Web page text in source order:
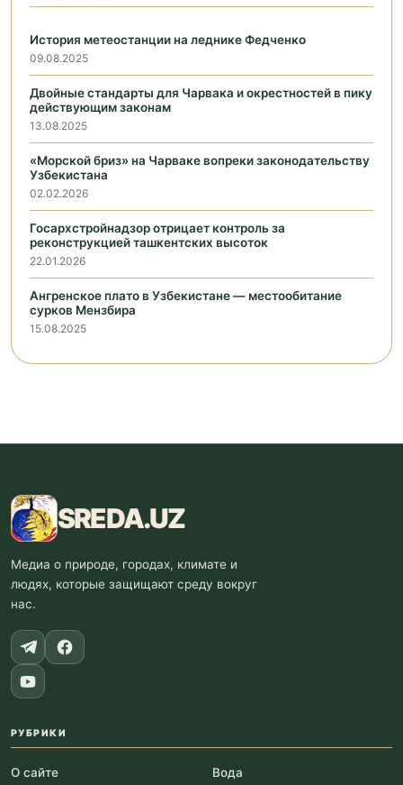
История метеостанции на леднике Федченко
09.08.2025
Двойные стандарты для Чарвака и окрестностей в пику
действующим законам
13.08.2025
«Морской бриз» на Чарваке вопреки законодательству
Узбекистана
02.02.2026
Госархстройнадзор отрицает контроль за
реконструкцией ташкентских высоток
22.01.2026
Ангренское плато в Узбекистане — местообитание
сурков Мензбира
15.08.2025
SREDA.UZ
Медиа о природе, городах, климате и
людях, которые защищают среду вокруг
нас.
РУБРИКИ
О сайте
Вода